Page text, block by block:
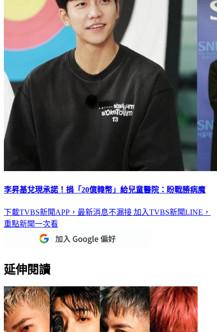
李昇基兌現承諾！捐「20億韓幣」給兒童醫院：盼戰勝病魔
下載TVBS新聞APP，最新消息不漏接 加入TVBS新聞LINE，
重點新聞一次看
延伸閱讀